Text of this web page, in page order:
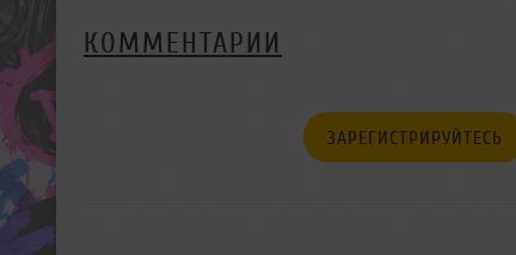
КОММЕНТАРИИ
ЗАРЕГИСТРИРУЙТЕСЬ